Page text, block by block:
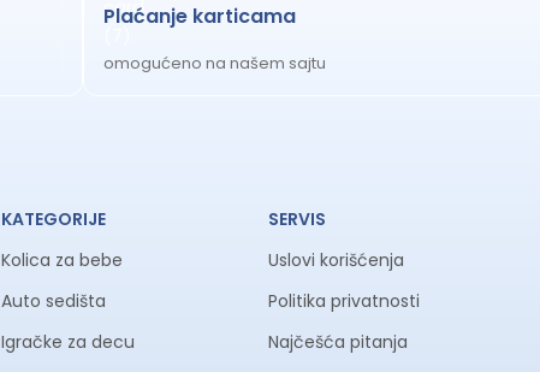
Plaćanje karticama
omogućeno na našem sajtu
KATEGORIJE
Kolica za bebe
Auto sedišta
Igračke za decu
SERVIS
Uslovi korišćenja
Politika privatnosti
Najčešća pitanja